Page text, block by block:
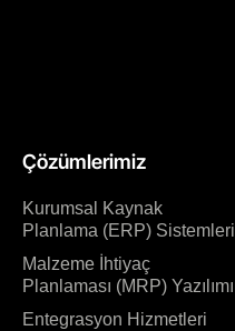
Çözümlerimiz
Kurumsal Kaynak
Planlama (ERP) Sistemleri
Malzeme İhtiyaç
Planlaması (MRP) Yazılımı
Entegrasyon Hizmetleri